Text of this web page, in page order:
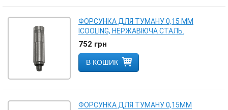
ФОРСУНКА ДЛЯ ТУМАНУ 0,15 ММ
ICOOLING, НЕРЖАВІЮЧА СТАЛЬ.
752 грн
В КОШИК
ФОРСУНКА ДЛЯ ТУМАНУ 0,15MM